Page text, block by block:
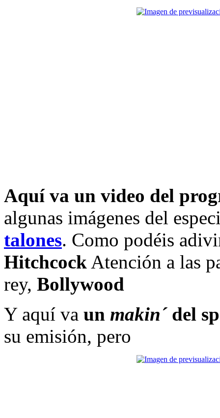
Aquí va un video del
algunas imágenes del
talones. Como podéis
Hitchcock Atención a las
rey, Bollywood
Y aquí va un makin´del
su emisión, pero